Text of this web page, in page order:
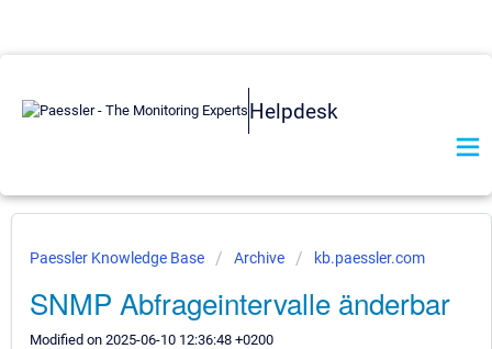
Helpdesk
Paessler Knowledge Base Archive kb.paessler.com
SNMP Abfrageintervalle änderbar
Modified on 2025-06-10 12:36:48 +0200